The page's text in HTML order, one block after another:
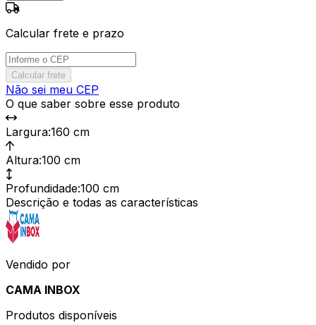
Calcular frete e prazo
Calcular frete
Não sei meu CEP
O que saber sobre esse produto
Largura:160 cm
Altura:100 cm
Profundidade:100 cm
Descrição e todas as características
Vendido por
CAMA INBOX
Produtos disponíveis